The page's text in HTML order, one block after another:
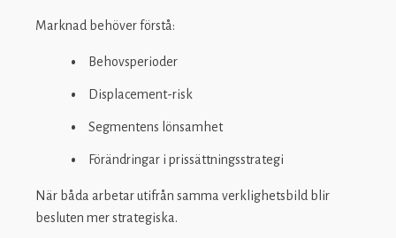
Marknad behöver förstå:
Behovsperioder
Displacement-risk
Segmentens lönsamhet
Förändringar i prissättningsstrategi
När båda arbetar utifrån samma verklighetsbild blir
besluten mer strategiska.